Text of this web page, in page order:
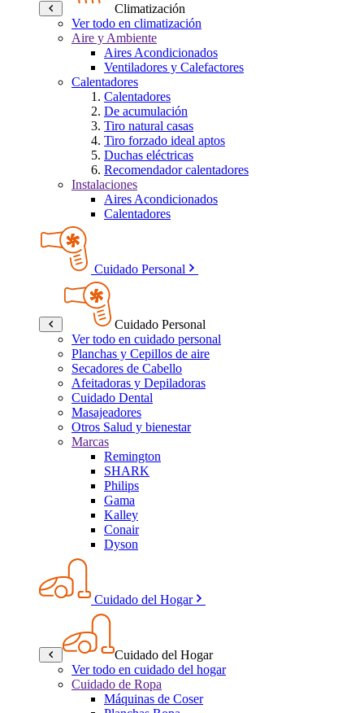
Climatización
Ver todo en climatización
Aire y Ambiente
Aires Acondicionados
Ventiladores y Calefactores
Calentadores
Calentadores
De acumulación
Tiro natural casas
Tiro forzado ideal aptos
Duchas eléctricas
Recomendador calentadores
Instalaciones
Aires Acondicionados
Calentadores
Cuidado Personal
Cuidado Personal
Ver todo en cuidado personal
Planchas y Cepillos de aire
Secadores de Cabello
Afeitadoras y Depiladoras
Cuidado Dental
Masajeadores
Otros Salud y bienestar
Marcas
Remington
SHARK
Philips
Gama
Kalley
Conair
Dyson
Cuidado del Hogar
Cuidado del Hogar
Ver todo en cuidado del hogar
Cuidado de Ropa
Máquinas de Coser